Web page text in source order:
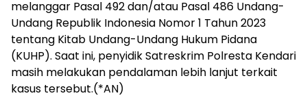
melanggar Pasal 492 dan/atau Pasal 486 Undang-
Undang Republik Indonesia Nomor 1 Tahun 2023
tentang Kitab Undang-Undang Hukum Pidana
(KUHP). Saat ini, penyidik Satreskrim Polresta Kendari
masih melakukan pendalaman lebih lanjut terkait
kasus tersebut.(*AN)